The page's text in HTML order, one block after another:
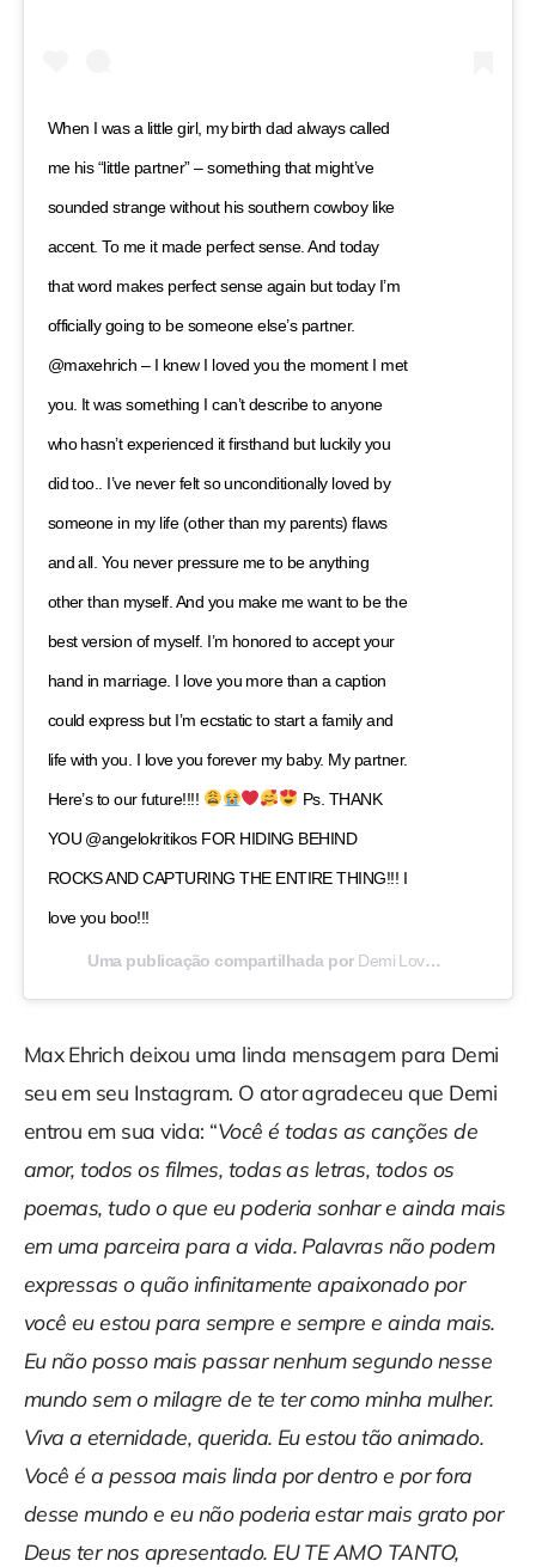
When I was a little girl, my birth dad always called
me his “little partner” – something that might’ve
sounded strange without his southern cowboy like
accent. To me it made perfect sense. And today
that word makes perfect sense again but today I’m
officially going to be someone else’s partner.
@maxehrich – I knew I loved you the moment I met
you. It was something I can’t describe to anyone
who hasn’t experienced it firsthand but luckily you
did too.. I’ve never felt so unconditionally loved by
someone in my life (other than my parents) flaws
and all. You never pressure me to be anything
other than myself. And you make me want to be the
best version of myself. I’m honored to accept your
hand in marriage. I love you more than a caption
could express but I’m ecstatic to start a family and
life with you. I love you forever my baby. My partner.
Here’s to our future!!!! Ps. THANK
YOU @angelokritikos FOR HIDING BEHIND
ROCKS AND CAPTURING THE ENTIRE THING!!! I
love you boo!!!
Uma publicação compartilhada por Demi Lovato
Max Ehrich deixou uma linda mensagem para Demi
seu em seu Instagram. O ator agradeceu que Demi
entrou em sua vida: “Você é todas as canções de
amor, todos os filmes, todas as letras, todos os
poemas, tudo o que eu poderia sonhar e ainda mais
em uma parceira para a vida. Palavras não podem
expressas o quão infinitamente apaixonado por
você eu estou para sempre e sempre e ainda mais.
Eu não posso mais passar nenhum segundo nesse
mundo sem o milagre de te ter como minha mulher.
Viva a eternidade, querida. Eu estou tão animado.
Você é a pessoa mais linda por dentro e por fora
desse mundo e eu não poderia estar mais grato por
Deus ter nos apresentado. EU TE AMO TANTO,